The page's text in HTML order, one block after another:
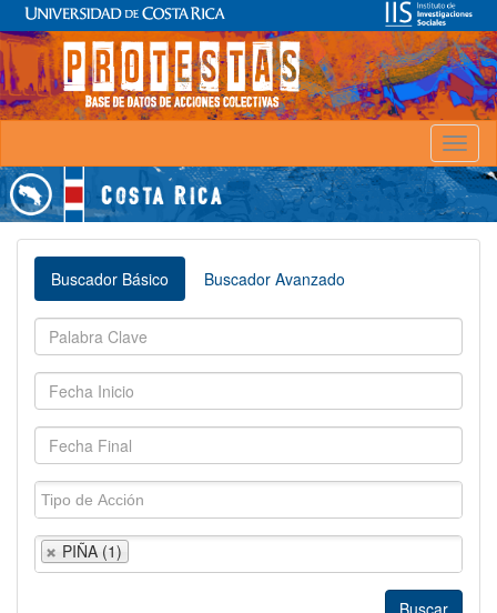
Buscador Básico Buscador Avanzado
PIÑA (1)